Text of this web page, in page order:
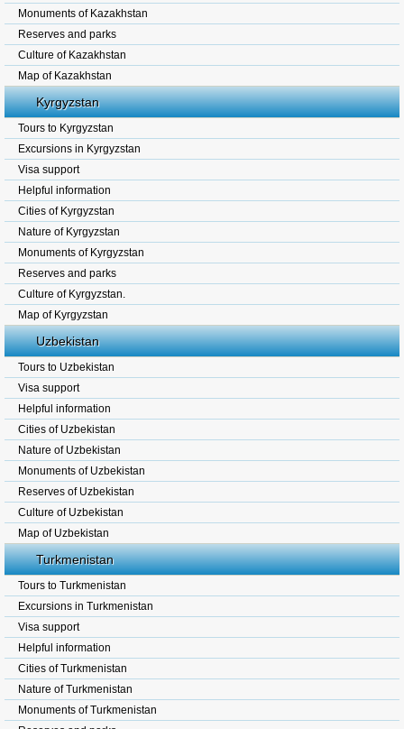
Monuments of Kazakhstan
Reserves and parks
Culture of Kazakhstan
Map of Kazakhstan
Kyrgyzstan
Tours to Kyrgyzstan
Excursions in Kyrgyzstan
Visa support
Helpful information
Cities of Kyrgyzstan
Nature of Kyrgyzstan
Monuments of Kyrgyzstan
Reserves and parks
Culture of Kyrgyzstan.
Map of Kyrgyzstan
Uzbekistan
Tours to Uzbekistan
Visa support
Helpful information
Cities of Uzbekistan
Nature of Uzbekistan
Monuments of Uzbekistan
Reserves of Uzbekistan
Culture of Uzbekistan
Map of Uzbekistan
Turkmenistan
Tours to Turkmenistan
Excursions in Turkmenistan
Visa support
Helpful information
Cities of Turkmenistan
Nature of Turkmenistan
Monuments of Turkmenistan